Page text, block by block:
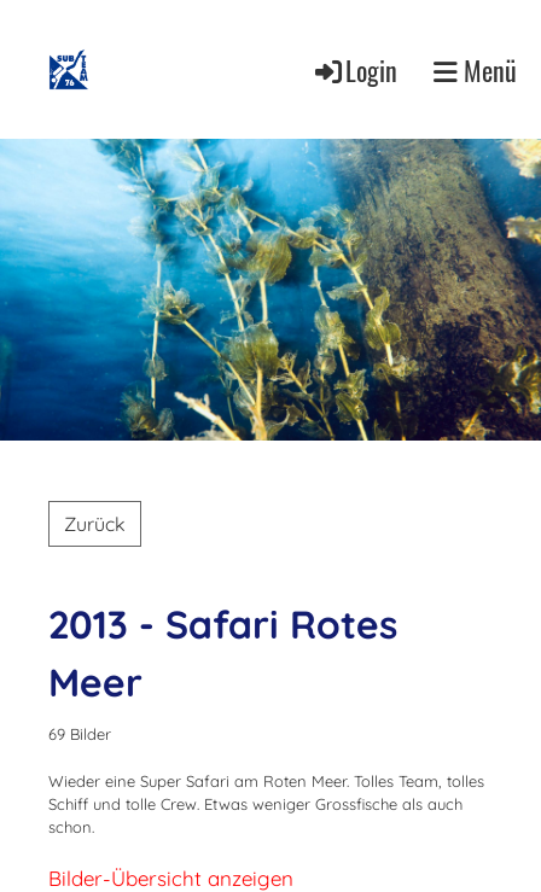
Login Menü
Zurück
2013 - Safari Rotes
Meer
69 Bilder
Wieder eine Super Safari am Roten Meer. Tolles Team, tolles
Schiff und tolle Crew. Etwas weniger Grossfische als auch
schon.
Bilder-Übersicht anzeigen